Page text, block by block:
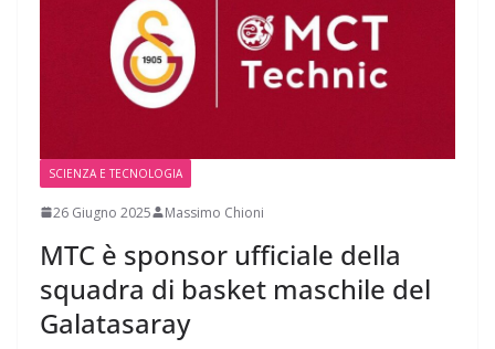
SCIENZA E TECNOLOGIA
26 Giugno 2025 Massimo Chioni
MTC è sponsor ufficiale della
squadra di basket maschile del
Galatasaray